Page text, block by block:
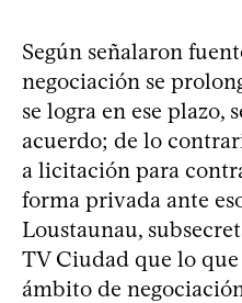
Según señalaron
negociación se
se logra en ese plazo,
acuerdo; de lo
a licitación para
forma privada ante
Loustaunau,
TV Ciudad que lo
ámbito de